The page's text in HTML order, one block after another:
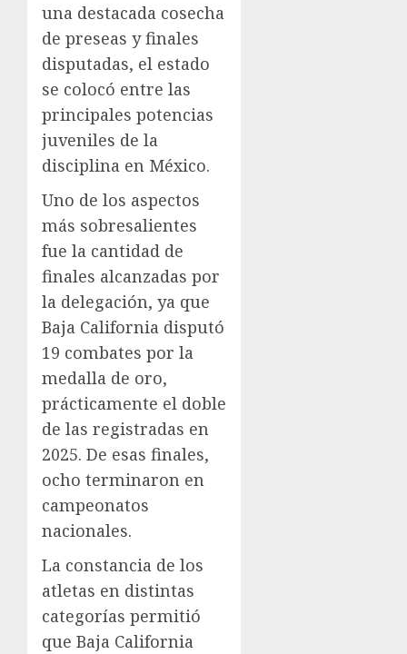
una destacada cosecha
de preseas y finales
disputadas, el estado
se colocó entre las
principales potencias
juveniles de la
disciplina en México.
Uno de los aspectos
más sobresalientes
fue la cantidad de
finales alcanzadas por
la delegación, ya que
Baja California disputó
19 combates por la
medalla de oro,
prácticamente el doble
de las registradas en
2025. De esas finales,
ocho terminaron en
campeonatos
nacionales.
La constancia de los
atletas en distintas
categorías permitió
que Baja California